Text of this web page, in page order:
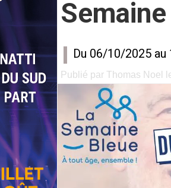
Du 06/10/2025
Publié par Thomas Noel